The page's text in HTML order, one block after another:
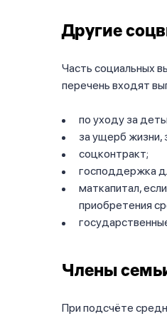
Другие
Часть социальных
перечень входят
по уходу за
за ущерб
соцконтракт;
господдержка
маткапитал,
приобретения
Члены
При подсчёте